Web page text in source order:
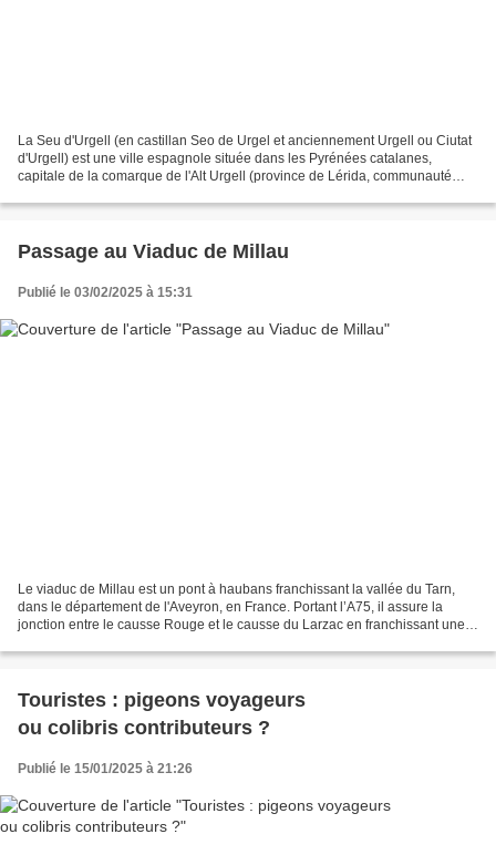
La Seu d'Urgell (en castillan Seo de Urgel et anciennement Urgell ou Ciutat
d'Urgell) est une ville espagnole située dans les Pyrénées catalanes,
capitale de la comarque de l'Alt Urgell (province de Lérida, communauté
Passage au Viaduc de Millau
Publié le 03/02/2025 à 15:31
Le viaduc de Millau est un pont à haubans franchissant la vallée du Tarn,
dans le département de l'Aveyron, en France. Portant l’A75, il assure la
jonction entre le causse Rouge et le causse du Larzac en franchissant une
Touristes : pigeons voyageurs
ou colibris contributeurs ?
Publié le 15/01/2025 à 21:26